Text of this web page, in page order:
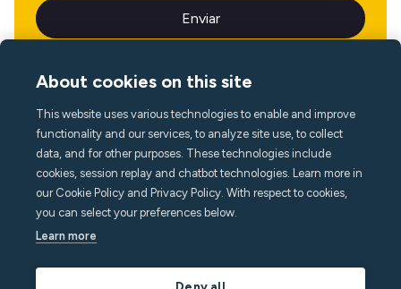
Idioma
About cookies on this site
This website uses various technologies to enable and improve
functionality and our services, to analyze site use, to collect
data, and for other purposes. These technologies include
cookies, session replay and chatbot technologies. Learn more in
our Cookie Policy and Privacy Policy. With respect to cookies,
you can select your preferences below.
Learn more